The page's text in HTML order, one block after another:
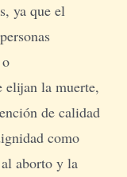
ya que el
elijan la muerte,
de calidad
como
aborto y la